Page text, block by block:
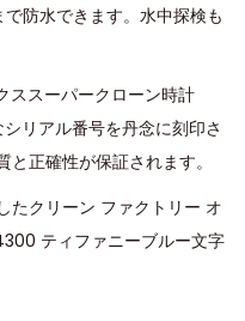
防水できます。水中探検も
ススーパークローン時計
リアル番号を丹念に刻印さ
正確性が保証されます。
たクリーン ファクトリー オ
ティファニーブルー文字